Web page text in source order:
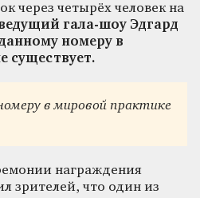
через четырёх человек на
гала-шоу Эдгард
номеру в
существует.
в мировой практике
награждения
зрителей, что один из